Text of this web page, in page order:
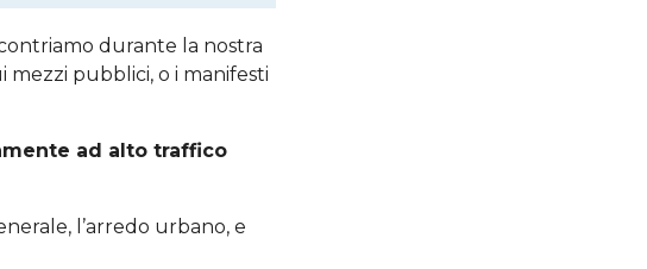
durante la nostra
pubblici, o i manifesti
ad alto traffico
l’arredo urbano, e